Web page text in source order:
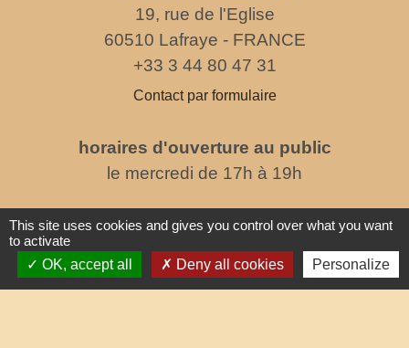
19, rue de l'Eglise
60510 Lafraye - FRANCE
+33 3 44 80 47 31
Contact par formulaire
horaires d'ouverture au public
le mercredi de 17h à 19h
This site uses cookies and gives you control over what you want
to activate
OK, accept all
Deny all cookies Personalize